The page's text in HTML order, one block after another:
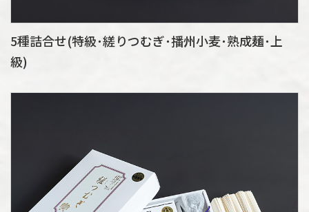
5種詰合せ(特級･縒りつむぎ･播州小麦･熟成麺･上
級)